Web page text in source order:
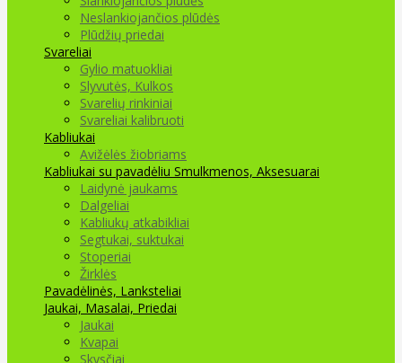
Neslankiojančios plūdės
Plūdžių priedai
Svareliai
Gylio matuokliai
Slyvutės, Kulkos
Svarelių rinkiniai
Svareliai kalibruoti
Kabliukai
Avižėlės žiobriams
Kabliukai su pavadėliu Smulkmenos, Aksesuarai
Laidynė jaukams
Dalgeliai
Kabliukų atkabikliai
Segtukai, suktukai
Stoperiai
Žirklės
Pavadėlinės, Lanksteliai
Jaukai, Masalai, Priedai
Jaukai
Kvapai
Skysčiai